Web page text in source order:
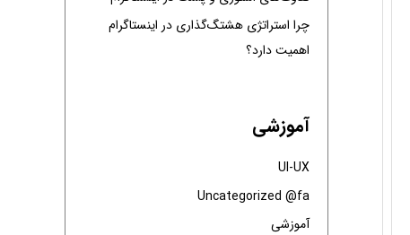
چرا استراتژی هشتگ‌گذاری در اینستاگرام
اهمیت دارد؟
آموزشی
UI-UX
Uncategorized @fa
آموزشی